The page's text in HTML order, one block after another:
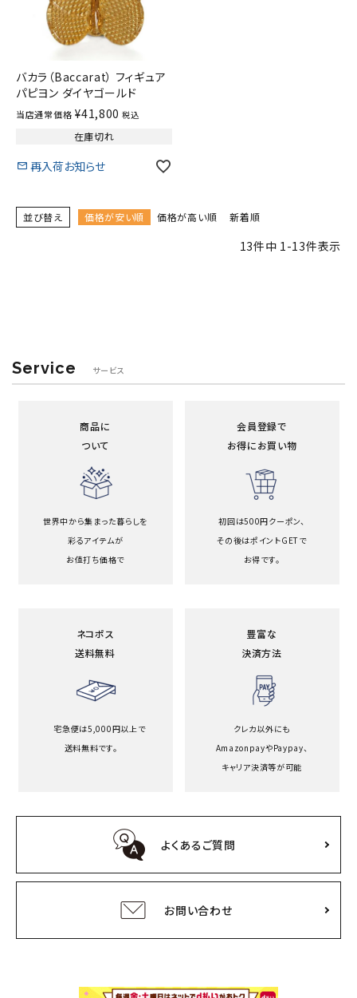
バカラ（Baccarat） フィギュア
パピヨン ダイヤゴールド
当店通常価格 ¥41,800 税込
在庫切れ
再入荷お知らせ
並び替え 価格が安い順 価格が高い順 新着順
13件中 1-13件表示
Service サービス
商品に
ついて
世界中から集まった暮らしを
彩るアイテムが
お値打ち価格で
会員登録で
お得にお買い物
初回は500円クーポン、
その後はポイントGETで
お得です。
ネコポス
送料無料
宅急便は5,000円以上で
送料無料です。
豊富な
決済方法
クレカ以外にも
AmazonpayやPaypay、
キャリア決済等が可能
よくあるご質問
お問い合わせ